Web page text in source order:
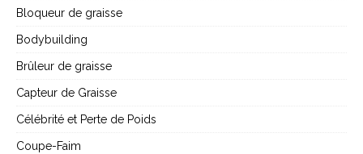
Bloqueur de graisse
Bodybuilding
Brûleur de graisse
Capteur de Graisse
Célébrité et Perte de Poids
Coupe-Faim